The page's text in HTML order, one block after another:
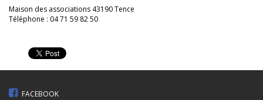
Maison des associations 43190 Tence
Téléphone : 04 71 59 82 50
FACEBOOK